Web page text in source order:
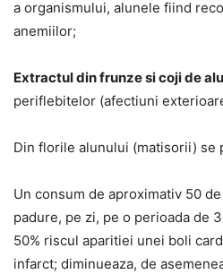
a organismului, alunele fiind
anemiilor;
Extractul din frunze si coji de
periflebitelor (afectiuni
Din florile alunului (matisorii) se
Un consum de aproximativ 50
padure, pe zi, pe o perioada de
50% riscul aparitiei unei boli
infarct; diminueaza, de